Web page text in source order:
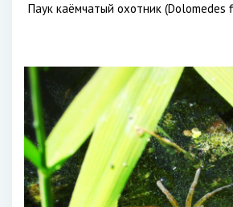
Паук каёмчатый охотник (Dolomedes